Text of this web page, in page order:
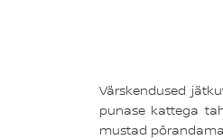
Värskendused
punase kattega
mustad